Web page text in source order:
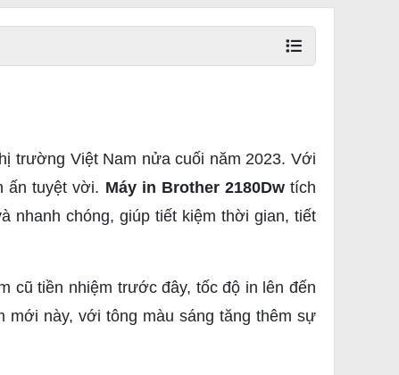
trường Việt Nam nửa cuối năm 2023. Với
ấn tuyệt vời. Máy in Brother 2180Dwtích
nhanh chóng, giúp tiết kiệm thời gian, tiết
cũ tiền nhiệm trước đây, tốc độ in lên đến
mới này, với tông màu sáng tăng thêm sự